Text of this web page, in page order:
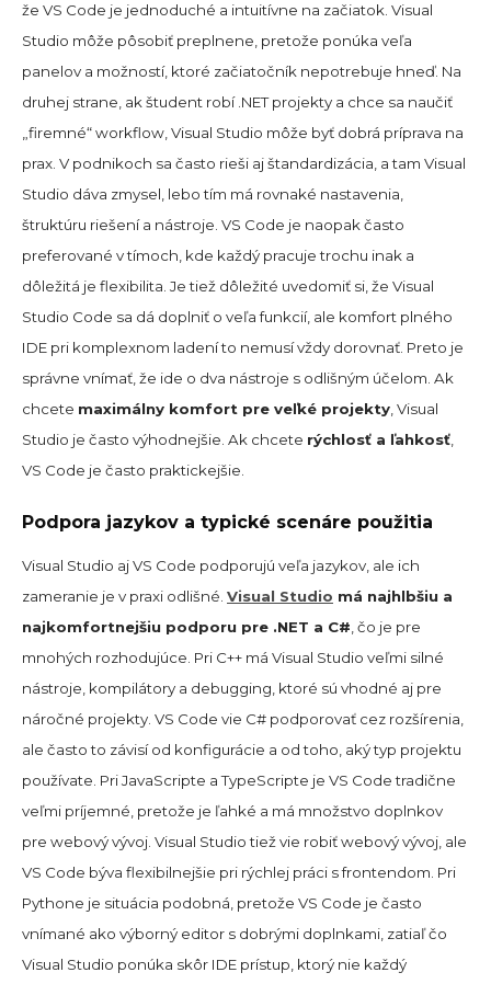
že VS Code je jednoduché a intuitívne na začiatok. Visual
Studio môže pôsobiť preplnene, pretože ponúka veľa
panelov a možností, ktoré začiatočník nepotrebuje hneď. Na
druhej strane, ak študent robí .NET projekty a chce sa naučiť
„firemné“ workflow, Visual Studio môže byť dobrá príprava na
prax. V podnikoch sa často rieši aj štandardizácia, a tam Visual
Studio dáva zmysel, lebo tím má rovnaké nastavenia,
štruktúru riešení a nástroje. VS Code je naopak často
preferované v tímoch, kde každý pracuje trochu inak a
dôležitá je flexibilita. Je tiež dôležité uvedomiť si, že Visual
Studio Code sa dá doplniť o veľa funkcií, ale komfort plného
IDE pri komplexnom ladení to nemusí vždy dorovnať. Preto je
správne vnímať, že ide o dva nástroje s odlišným účelom. Ak
chcete maximálny komfort pre veľké projekty , Visual
Studio je často výhodnejšie. Ak chcete rýchlosť a ľahkosť
VS Code je často praktickejšie.
Podpora jazykov a typické scenáre použitia
Visual Studio aj VS Code podporujú veľa jazykov, ale ich
zameranie je v praxi odlišné. Visual Studio má najhlbšiu a
najkomfortnejšiu podporu pre .NET a C# , čo je pre
mnohých rozhodujúce. Pri C++ má Visual Studio veľmi silné
nástroje, kompilátory a debugging, ktoré sú vhodné aj pre
náročné projekty. VS Code vie C# podporovať cez rozšírenia,
ale často to závisí od konfigurácie a od toho, aký typ projektu
používate. Pri JavaScripte a TypeScripte je VS Code tradične
veľmi príjemné, pretože je ľahké a má množstvo doplnkov
pre webový vývoj. Visual Studio tiež vie robiť webový vývoj, ale
VS Code býva flexibilnejšie pri rýchlej práci s frontendom. Pri
Pythone je situácia podobná, pretože VS Code je často
vnímané ako výborný editor s dobrými doplnkami, zatiaľ čo
Visual Studio ponúka skôr IDE prístup, ktorý nie každý